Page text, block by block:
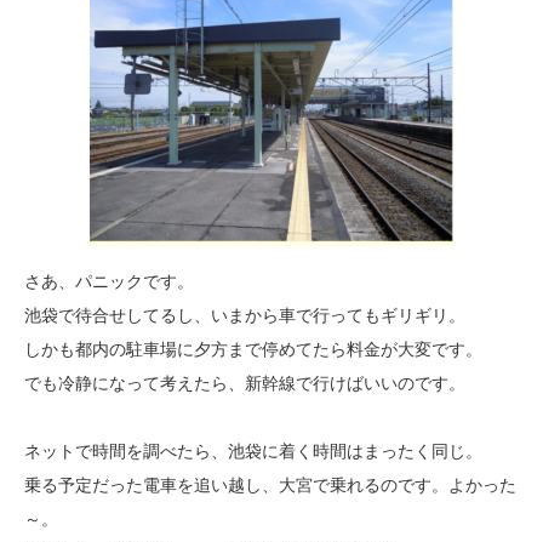
さあ、パニックです。
池袋で待合せしてるし、いまから車で行ってもギリギリ。
しかも都内の駐車場に夕方まで停めてたら料金が大変です。
でも冷静になって考えたら、新幹線で行けばいいのです。
ネットで時間を調べたら、池袋に着く時間はまったく同じ。
乗る予定だった電車を追い越し、大宮で乗れるのです。よかった
～。